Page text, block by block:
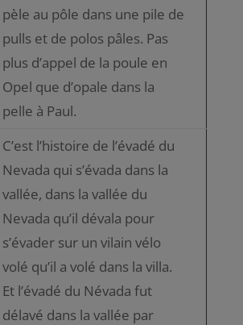
pèle au pôle dans une pile de
pulls et de polos pâles. Pas
plus d’appel de la poule en
Opel que d’opale dans la
pelle à Paul.
C’est l’histoire de l’évadé du
Nevada qui s’évada dans la
vallée, dans la vallée du
Nevada qu’il dévala pour
s’évader sur un vilain vélo
volé qu’il a volé dans la villa.
Et l’évadé du Névada fut
délavé dans la vallée par